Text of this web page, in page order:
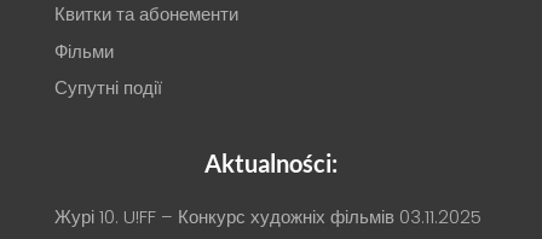
Квитки та абонементи
Фільми
Супутні події
Aktualności:
Журі 10. U!FF – Конкурс художніх фільмів 03.11.2025